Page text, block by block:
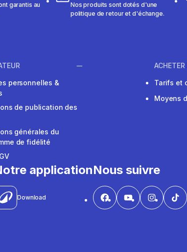
garantis au
Nos produits sont dotés d'une
politique de retour et d'échange.
personnelles &
de publication des
générales du
de fidélité
Tarifs et
Moyens
application
Download
Nous suivre